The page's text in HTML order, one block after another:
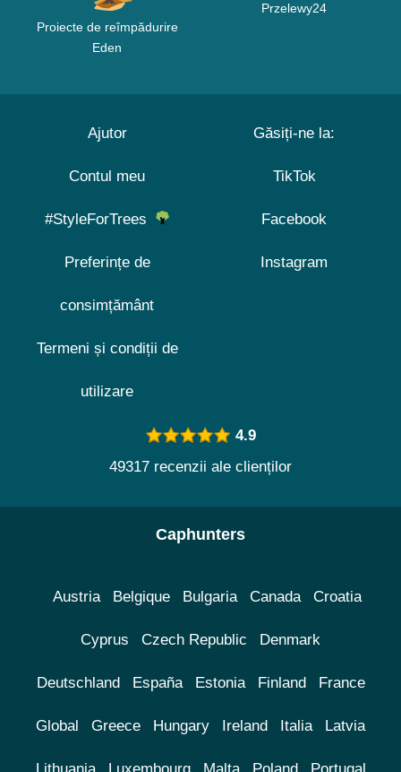
Proiecte de reîmpădurire
Eden
Przelewy24
Ajutor
Contul meu
#StyleForTrees
Preferințe de
consimțământ
Termeni și condiții de
utilizare
Găsiți-ne la:
TikTok
Facebook
Instagram
4.9
49317 recenzii ale clienților
Caphunters
Austria Belgique Bulgaria Canada Croatia
Cyprus Czech Republic Denmark
Deutschland España Estonia Finland France
Global Greece Hungary Ireland Italia Latvia